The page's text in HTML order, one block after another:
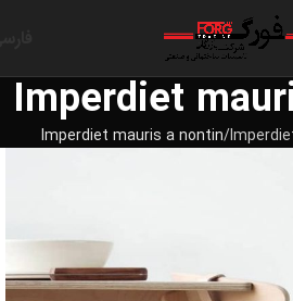
Imperdiet
Imperdiet mauris a nontin